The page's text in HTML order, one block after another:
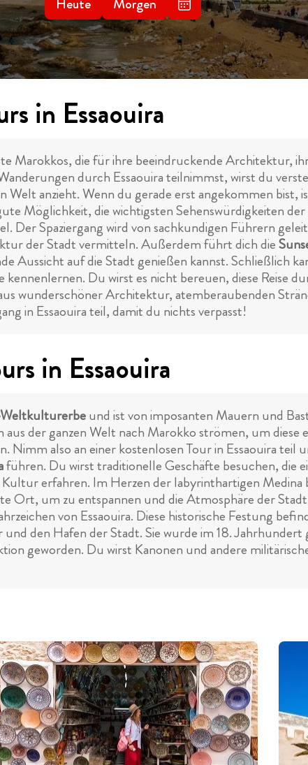
in Essaouira
Marokkos, die für ihre beeindruckende Architektur,
durch Essaouira teilnimmst, wirst du
Welt anzieht. Wenn du gerade erst angekommen bist,
Möglichkeit, die wichtigsten Sehenswürdigkeiten
Der Spaziergang wird von sachkundigen Führern
der Stadt vermitteln. Außerdem führt dich die
Aussicht auf die Stadt genießen kannst. Schließlich
Du wirst es nicht bereuen, diese Reise
wunderschöner Architektur, atemberaubenden
in Essaouira teil, damit du nichts verpasst!
in Essaouira
und ist von imposanten Mauern und
der ganzen Welt nach Marokko strömen, um
also an einer kostenlosen Tour in Essaouira teil
führen. Du wirst traditionelle Geschäfte besuchen, die
erfahren. Im Herzen der labyrinthartigen Medina
Ort, um zu entspannen und die Atmosphäre der
von Essaouira. Diese historische Festung
den Hafen der Stadt. Sie wurde im 18.
geworden. Du wirst Kanonen und andere